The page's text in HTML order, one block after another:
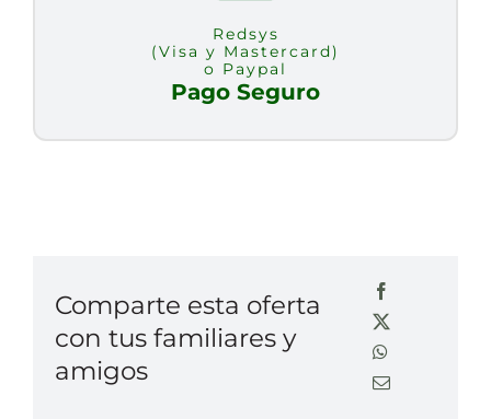
Redsys
(Visa y Mastercard)
o Paypal
Pago Seguro
Comparte esta oferta
con tus familiares y
amigos